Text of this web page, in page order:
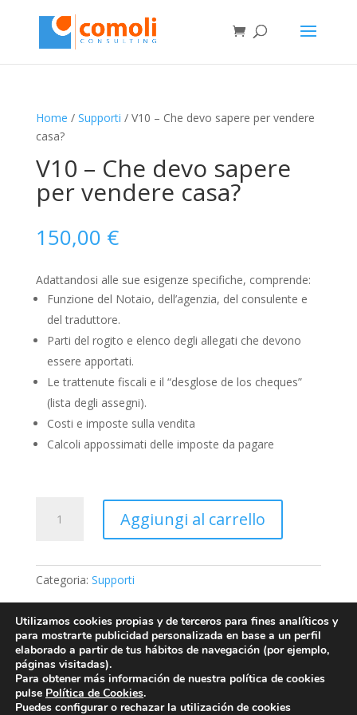
Home / Supporti / V10 – Che devo sapere per vendere
casa?
V10 – Che devo sapere
per vendere casa?
150,00 €
Adattandosi alle sue esigenze specifiche, comprende:
Funzione del Notaio, dell’agenzia, del consulente e
del traduttore.
Parti del rogito e elenco degli allegati che devono
essere apportati.
Le trattenute fiscali e il “desglose de los cheques”
(lista degli assegni).
Costi e imposte sulla vendita
Calcoli appossimati delle imposte da pagare
sapere
vendere
casa?
quantità
Aggiungi al carrello
Categoria: Supporti
Aviso Legal
Política de Privacidad
Política de Cookies
Condiciones generales de contratación
Utilizamos cookies propias y de terceros para fines analíticos y
para mostrarte publicidad personalizada en base a un perfil
elaborado a partir de tus hábitos de navegación (por ejemplo,
páginas visitadas).
Para obtener más información de nuestra política de cookies
pulse Política de Cookies.
Puedes configurar o rechazar la utilización de cookies